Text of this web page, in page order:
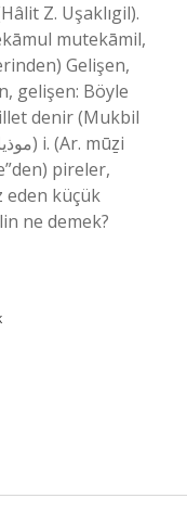
Z. Uşaklıgil).
mutekāmil,
Gelişen,
gelişen: Böyle
denir (Mukbil
pireler,
eden küçük
ne demek?